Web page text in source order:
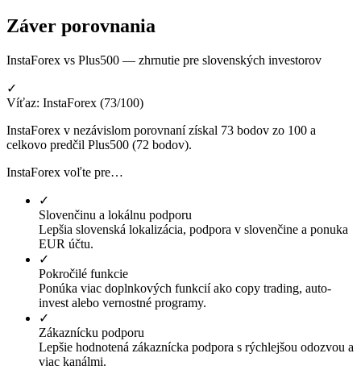
Záver porovnania
InstaForex vs Plus500 — zhrnutie pre slovenských investorov
✓
Víťaz: InstaForex (73/100)
InstaForex v nezávislom porovnaní získal 73 bodov zo 100 a
celkovo predčil Plus500 (72 bodov).
InstaForex voľte pre…
✓
Slovenčinu a lokálnu podporu
Lepšia slovenská lokalizácia, podpora v slovenčine a ponuka
EUR účtu.
✓
Pokročilé funkcie
Ponúka viac doplnkových funkcií ako copy trading, auto-
invest alebo vernostné programy.
✓
Zákaznícku podporu
Lepšie hodnotená zákaznícka podpora s rýchlejšou odozvou a
viac kanálmi.